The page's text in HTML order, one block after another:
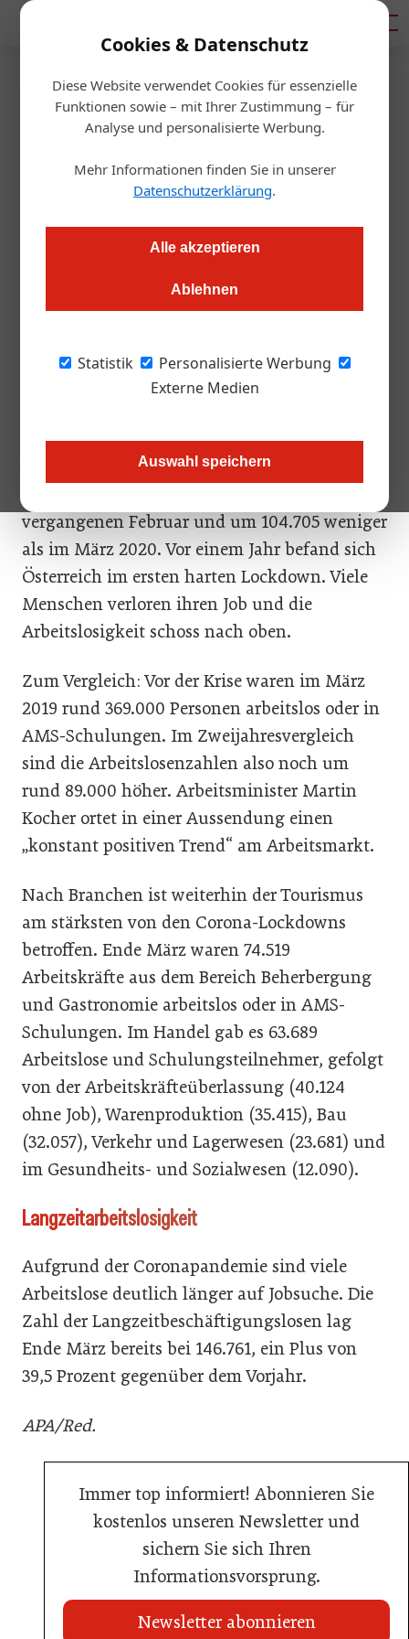
Cookies & Datenschutz
Diese Website verwendet Cookies für essenzielle
Funktionen sowie – mit Ihrer Zustimmung – für
Analyse und personalisierte Werbung.
Mehr Informationen finden Sie in unserer
Datenschutzerklärung.
Alle akzeptieren
Ablehnen
Statistik
Personalisierte Werbung
Externe Medien
Auswahl speichern
Startseite/Gastro & Hotel
Ende März: 458.000
Menschen ohne Job
Ein deutlicher Arbeitslosenrückgang gegenüber Februar 2021
und März 2020 macht sich bemerkbar. Am stärksten betroffen
Die Arbeitslosenzahlen sind im März zwar
leider hohen Niveau. Ende März waren 457.817
Personen arbeitslos gemeldet oder in AMS-
vergangenen Februar und um 104.705 weniger
als im März 2020. Vor einem Jahr befand sich
Österreich im ersten harten Lockdown. Viele
Menschen verloren ihren Job und die
Arbeitslosigkeit schoss nach oben.
Zum Vergleich: Vor der Krise waren im März
2019 rund 369.000 Personen arbeitslos oder in
AMS-Schulungen. Im Zweijahresvergleich
sind die Arbeitslosenzahlen also noch um
rund 89.000 höher. Arbeitsminister Martin
Kocher ortet in einer Aussendung einen
„konstant positiven Trend“ am Arbeitsmarkt.
Nach Branchen ist weiterhin der Tourismus
am stärksten von den Corona-Lockdowns
betroffen. Ende März waren 74.519
Arbeitskräfte aus dem Bereich Beherbergung
und Gastronomie arbeitslos oder in AMS-
Schulungen. Im Handel gab es 63.689
Arbeitslose und Schulungsteilnehmer, gefolgt
von der Arbeitskräfteüberlassung (40.124
ohne Job), Warenproduktion (35.415), Bau
(32.057), Verkehr und Lagerwesen (23.681) und
im Gesundheits- und Sozialwesen (12.090).
Langzeitarbeitslosigkeit
Aufgrund der Coronapandemie sind viele
Arbeitslose deutlich länger auf Jobsuche. Die
Zahl der Langzeitbeschäftigungslosen lag
Ende März bereits bei 146.761, ein Plus von
39,5 Prozent gegenüber dem Vorjahr.
APA/Red.
Immer top informiert! Abonnieren Sie
kostenlos unseren Newsletter und
sichern Sie sich Ihren
Informationsvorsprung.
Newsletter abonnieren